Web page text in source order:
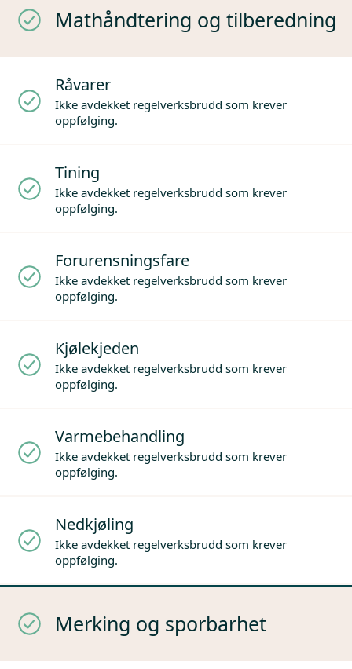
Mathåndtering og tilberedning
Råvarer
Ikke avdekket regelverksbrudd som krever
oppfølging.
Tining
Ikke avdekket regelverksbrudd som krever
oppfølging.
Forurensningsfare
Ikke avdekket regelverksbrudd som krever
oppfølging.
Kjølekjeden
Ikke avdekket regelverksbrudd som krever
oppfølging.
Varmebehandling
Ikke avdekket regelverksbrudd som krever
oppfølging.
Nedkjøling
Ikke avdekket regelverksbrudd som krever
oppfølging.
Merking og sporbarhet